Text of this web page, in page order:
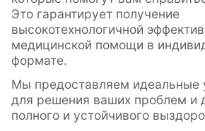
Это гарантирует получение
высокотехнологичной
медицинской помощи в
формате.
Мы предоставляем идеальные
для решения ваших проблем и
полного и устойчивого